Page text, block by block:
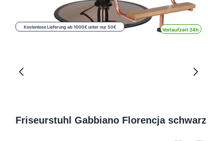
Kostenlose Lieferung ab 1000€ unter nur 50€ Vorlaufzeit 24h
Friseurstuhl Gabbiano Florencja schwarz